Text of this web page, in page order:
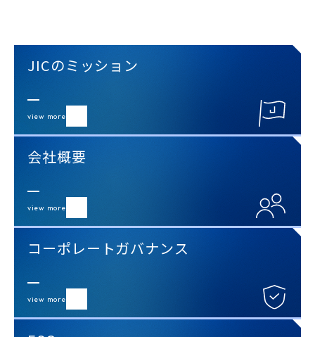
JICのミッション
view more
会社概要
view more
コーポレートガバナンス
view more